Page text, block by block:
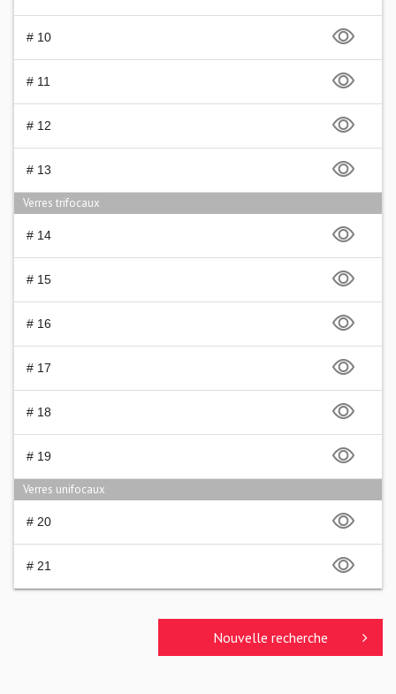
# 10
# 11
# 12
# 13
Verres trifocaux
# 14
# 15
# 16
# 17
# 18
# 19
Verres unifocaux
# 20
# 21
Nouvelle recherche